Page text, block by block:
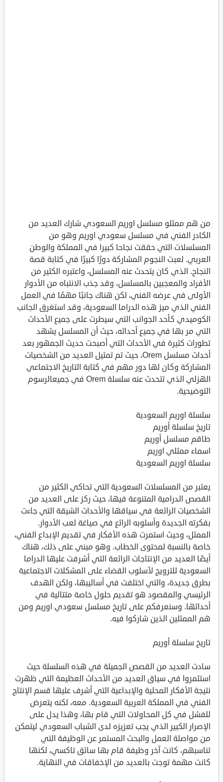
من هم ممثلو مسلسل اوريم السعودي شارك العديد من
الكادر الفني في مسلسل سعودي اوريم وهو من
المسلسلات التي حققت نجاحا كبيرا في المملكة والوطن
العربي. لعبت النجوم المشاركة دورًا كبيرًا في كتابة قصة
النجاح. الذي كان يتحدث عنه المسلسل، واعتبره الكثير من
الأفراد والمعجبين بالمسلسل، وقد جذب الانتباه من الأدوار
الأولى في عرضه الفني، لكن هناك جانبًا مهمًا في العمل
الفني الذي ميز هذه الدراما السعودية، وقد استغرق الجانب
الكوميدي كأحد الجوانب التي سيطرت على جميع الأحداث
التي مر بها في جميع أحداثه، حيث أن المسلسل يشهد
تطورات كثيرة في الأحداث التي أصبحت حديث الجمهور بعد
أحداث مسلسل Orem، حيث تم تمثيل العديد من الشخصيات
المشاركة وكان لها دور مهم في كتابة التاريخ الاجتماعي
الهزلي الذي تتحدث عنه سلسلة Orem في جميعالرسوم
التوضيحية.
سلسلة اوريم السعودية
تاريخ سلسلة أوريم
طاقم مسلسل أوريم
اسماء ممثلي اوريم
سلسلة اوريم السعودية
يعتبر من المسلسلات السعودية التي تحاكي الكثير من
القصص الدرامية المتنوعة فيها، حيث ركز على العديد من
الشخصيات الرائعة في سياقها والأحداث الشيقة التي جاءت
بفكرته الجديدة وأسلوبه الرائع في صياغة لعب الأدوار.
الممثل، وحيث استمرت هذه الأفكار في تقديم الإبداع الفني،
خاصة بالنسبة لمحتوى الخطاب. وهو مبني على ذلك، هناك
أيضًا العديد من الإنتاجات الرائعة التي أشرفت عليها الدراما
السعودية للترويج لأسلوب القضاء على المشكلات الاجتماعية
بطرق جديدة، والتي اختلفت في أساليبها، ولكن الهدف
الرئيسي والمقصود هو تقديم حلول خاصة متتالية في
أحداثها. وسنعرفكم على تاريخ مسلسل سعودي اوريم ومن
هم الممثلين الذين شاركوا فيه.
تاريخ سلسلة أوريم
سادت العديد من القصص الجميلة في هذه السلسلة حيث
استثمروا في سياق العديد من الأحداث العظيمة التي ظهرت
نتيجة الأفكار المحلية والإبداعية التي أشرف عليها قسم الإنتاج
الفني في المملكة العربية السعودية. معه، لكنه يتعرض
للفشل في كل المحاولات التي قام بها، وهذا يدل على
الإصرار الكبير الذي يجب تعزيزه لدى الشباب السعودي ليتمكن
من مواصلة العمل والبحث المستمر عن الوظيفة التي
تناسبهم، كانت آخر وظيفة قام بها سائق تاكسي، لكنها
كانت مهمة توجت بالعديد من الإخفاقات في النهاية.